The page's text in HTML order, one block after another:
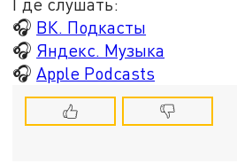
🎧 ВК. Подкасты
🎧 Яндекс. Музыка
🎧 Apple Podcasts